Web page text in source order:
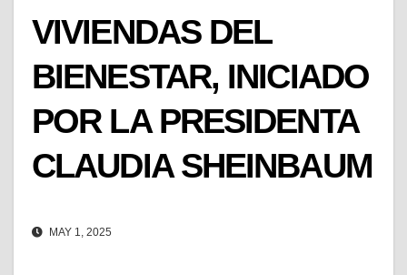
VIVIENDAS DEL
BIENESTAR, INICIADO
POR LA PRESIDENTA
CLAUDIA SHEINBAUM
MAY 1, 2025